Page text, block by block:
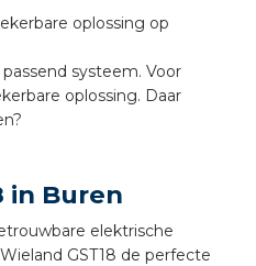
oplossing op
systeem. Voor
oplossing. Daar
in Buren
elektrische
GST18 de perfecte